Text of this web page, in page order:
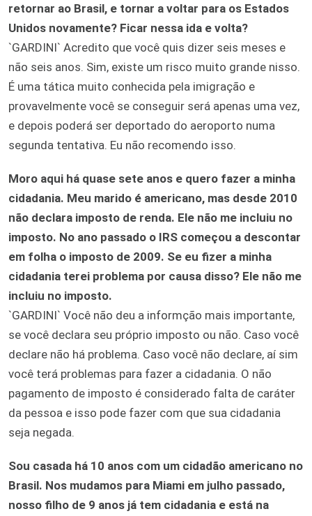
retornar ao Brasil, e tornar a voltar para os Estados
Unidos novamente? Ficar nessa ida e volta?
`GARDINI` Acredito que você quis dizer seis meses e
não seis anos. Sim, existe um risco muito grande nisso.
É uma tática muito conhecida pela imigração e
provavelmente você se conseguir será apenas uma vez,
e depois poderá ser deportado do aeroporto numa
segunda tentativa. Eu não recomendo isso.
Moro aqui há quase sete anos e quero fazer a minha
cidadania. Meu marido é americano, mas desde 2010
não declara imposto de renda. Ele não me incluiu no
imposto. No ano passado o IRS começou a descontar
em folha o imposto de 2009. Se eu fizer a minha
cidadania terei problema por causa disso? Ele não me
incluiu no imposto.
`GARDINI` Você não deu a informção mais importante,
se você declara seu próprio imposto ou não. Caso você
declare não há problema. Caso você não declare, aí sim
você terá problemas para fazer a cidadania. O não
pagamento de imposto é considerado falta de caráter
da pessoa e isso pode fazer com que sua cidadania
seja negada.
Sou casada há 10 anos com um cidadão americano no
Brasil. Nos mudamos para Miami em julho passado,
nosso filho de 9 anos já tem cidadania e está na